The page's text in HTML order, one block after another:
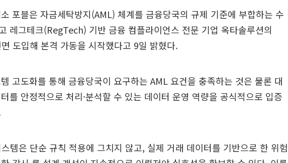
포블은 자금세탁방지(AML) 체계를 금융당국의 규제 기준에 부합하는 수
레그테크(RegTech) 기반 금융 컴플라이언스 전문 기업 옥타솔루션의
도입해 본격 가동을 시작했다고 9일 밝혔다.
고도화를 통해 금융당국이 요구하는 AML 요건을 충족하는 것은 물론 대
를 안정적으로 처리·분석할 수 있는 데이터 운영 역량을 공식적으로 입증
템은 단순 규칙 적용에 그치지 않고, 실제 거래 데이터를 기반으로 한 위험